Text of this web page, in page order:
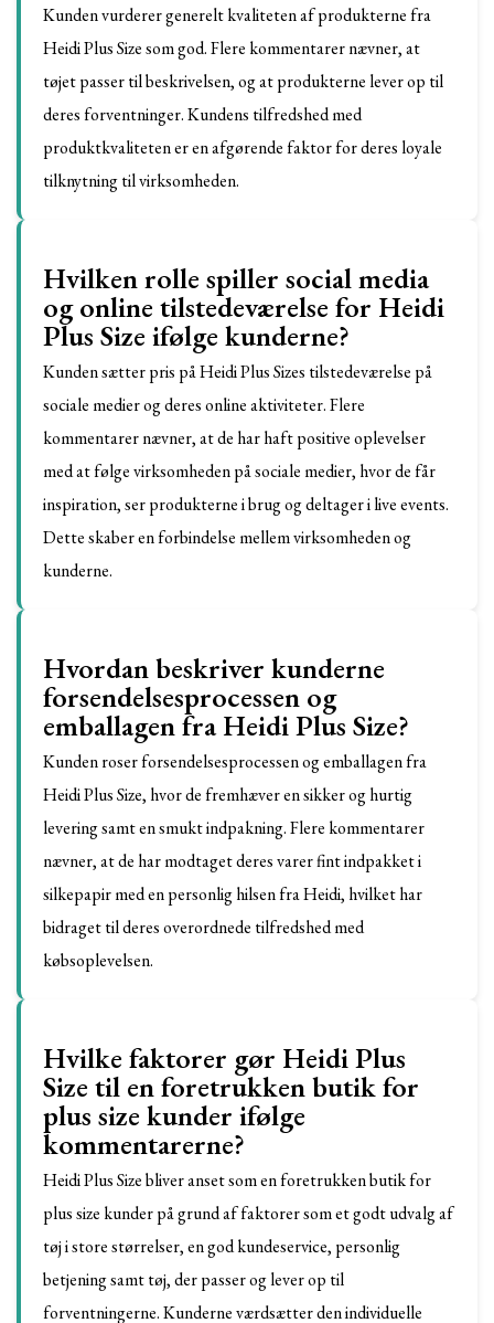
Kunden vurderer generelt kvaliteten af produkterne fra
Heidi Plus Size som god. Flere kommentarer nævner, at
tøjet passer til beskrivelsen, og at produkterne lever op til
deres forventninger. Kundens tilfredshed med
produktkvaliteten er en afgørende faktor for deres loyale
tilknytning til virksomheden.
Hvilken rolle spiller social media
og online tilstedeværelse for Heidi
Plus Size ifølge kunderne?
Kunden sætter pris på Heidi Plus Sizes tilstedeværelse på
sociale medier og deres online aktiviteter. Flere
kommentarer nævner, at de har haft positive oplevelser
med at følge virksomheden på sociale medier, hvor de får
inspiration, ser produkterne i brug og deltager i live events.
Dette skaber en forbindelse mellem virksomheden og
kunderne.
Hvordan beskriver kunderne
forsendelsesprocessen og
emballagen fra Heidi Plus Size?
Kunden roser forsendelsesprocessen og emballagen fra
Heidi Plus Size, hvor de fremhæver en sikker og hurtig
levering samt en smukt indpakning. Flere kommentarer
nævner, at de har modtaget deres varer fint indpakket i
silkepapir med en personlig hilsen fra Heidi, hvilket har
bidraget til deres overordnede tilfredshed med
købsoplevelsen.
Hvilke faktorer gør Heidi Plus
Size til en foretrukken butik for
plus size kunder ifølge
kommentarerne?
Heidi Plus Size bliver anset som en foretrukken butik for
plus size kunder på grund af faktorer som et godt udvalg af
tøj i store størrelser, en god kundeservice, personlig
betjening samt tøj, der passer og lever op til
forventningerne. Kunderne værdsætter den individuelle